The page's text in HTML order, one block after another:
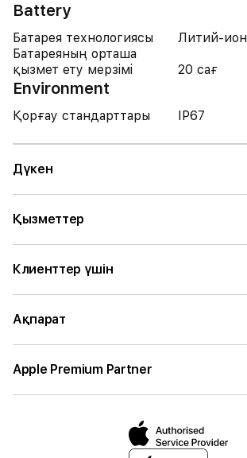
Battery
Батарея технологиясы
Литий-ион
Батареяның орташа
қызмет ету мерзімі
20 сағ
Environment
Қорғау стандарттары IP67
Дүкен
Қызметтер
Клиенттер үшін
Ақпарат
Apple Premium Partner